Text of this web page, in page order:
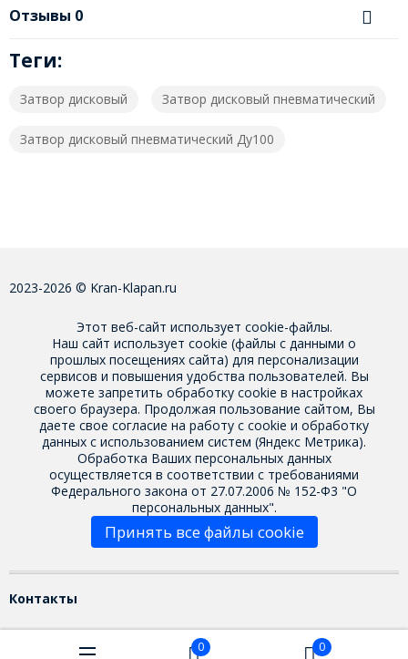
Отзывы 0
Теги:
Затвор дисковый Затвор дисковый пневматический
Затвор дисковый пневматический Ду100
2023-2026 © Kran-Klapan.ru
Этот веб-сайт использует cookie-файлы.
Наш сайт использует cookie (файлы с данными о
прошлых посещениях сайта) для персонализации
сервисов и повышения удобства пользователей. Вы
можете запретить обработку cookie в настройках
своего браузера. Продолжая пользование сайтом, Вы
даете свое согласие на работу с cookie и обработку
данных с использованием систем (Яндекс Метрика).
Обработка Ваших персональных данных
осуществляется в соответствии с требованиями
Федерального закона от 27.07.2006 № 152-Ф3 "О
персональных данных".
Принять все файлы cookie
Контакты
0 0